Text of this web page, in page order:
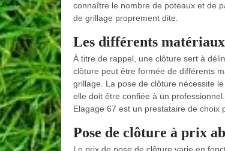
connaître le nombre de poteaux et de
de grillage proprement dite.
Les différents
À titre de rappel, une clôture sert à
clôture peut être formée de différents
grillage. La pose de clôture nécessite
elle doit être confiée à un
Elagage 67 est un prestataire de choix
Pose de clôture à prix